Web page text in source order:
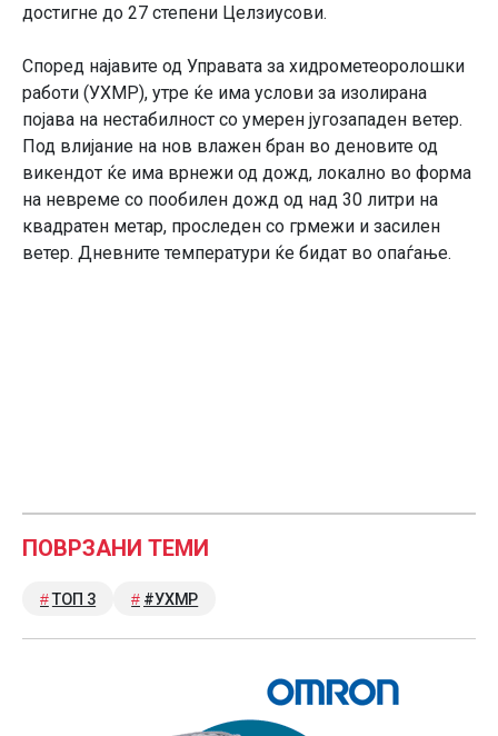
достигне до 27 степени Целзиусови.
Според најавите од Управата за хидрометеоролошки
работи (УХМР), утре ќе има услови за изолирана
појава на нестабилност со умерен југозападен ветер.
Под влијание на нов влажен бран во деновите од
викендот ќе има врнежи од дожд, локално во форма
на невреме со пообилен дожд од над 30 литри на
квадратен метар, проследен со грмежи и засилен
ветер. Дневните температури ќе бидат во опаѓање.
ПОВРЗАНИ ТЕМИ
ТОП 3 #УХМР